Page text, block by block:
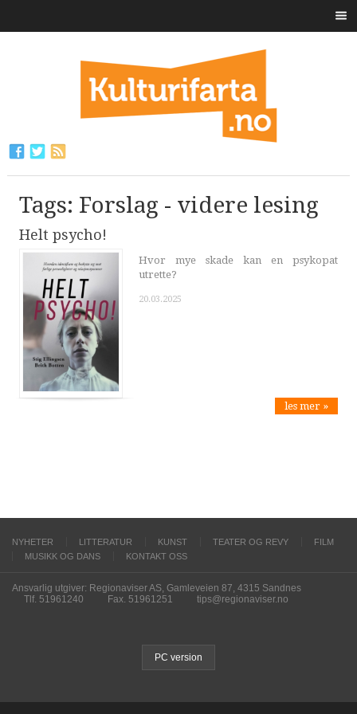
Tags: Forslag - videre lesing
Helt psycho!
Hvor mye skade kan en psykopat
utrette?
20.03.2025
les mer »
NYHETER LITTERATUR KUNST TEATER OG REVY
FILM
MUSIKK OG DANS
KONTAKT OSS
Ansvarlig utgiver: Regionaviser AS, Gamleveien 87, 4315 Sandnes
Tlf. 51961240
Fax. 51961251 tips@regionaviser.no
PC version